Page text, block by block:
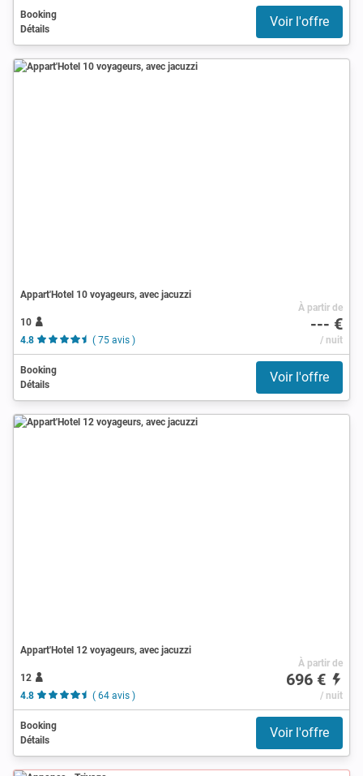
Booking
Détails
Voir l'offre
Appart'Hotel 10 voyageurs, avec jacuzzi
10
4.8
( 75 avis )
À partir de
--- €
/ nuit
Booking
Détails
Voir l'offre
Appart'Hotel 12 voyageurs, avec jacuzzi
12
4.8
( 64 avis )
À partir de
696 €
/ nuit
Booking
Détails
Voir l'offre